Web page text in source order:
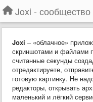
Joxi – «облачное»
скриншотами и файлами
считанные секунды
отредактируете,
готовую картинку. Не
редакторы, открывать
маленький и лёгкий